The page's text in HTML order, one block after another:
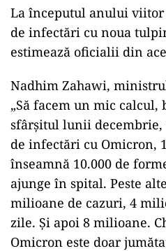
La începutul anului
de infectări cu noua
estimează oficialii din
Nadhim Zahawi,
„Să facem un mic calcul,
sfârșitul lunii
de infectări cu Omicron,
înseamnă 10.000 de
ajunge în spital. Peste
milioane de cazuri, 4
zile. Și apoi 8 milioane.
Omicron este doar